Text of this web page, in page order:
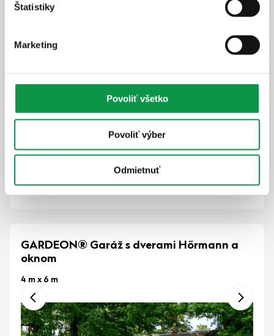
Štatistiky
Marketing
Povoliť všetko
Povoliť výber
Odmietnuť
Strešné nosníky vo farbe RAL
Atraktívna výška 2,5 m
Moderný dizajn
13 665,-€
8-10 týždňov
Zobraziť detail
GARDEON® Garáž s dverami Hörmann a
oknom
4 m x 6 m